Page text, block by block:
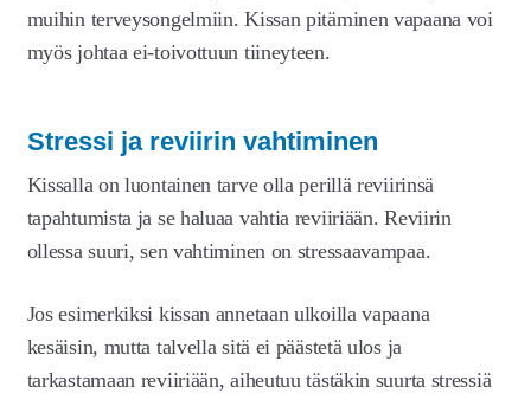
muihin terveysongelmiin. Kissan pitäminen vapaana voi
myös johtaa ei-toivottuun tiineyteen.
Stressi ja reviirin vahtiminen
Kissalla on luontainen tarve olla perillä reviirinsä
tapahtumista ja se haluaa vahtia reviiriään. Reviirin
ollessa suuri, sen vahtiminen on stressaavampaa.
Jos esimerkiksi kissan annetaan ulkoilla vapaana
kesäisin, mutta talvella sitä ei päästetä ulos ja
tarkastamaan reviiriään, aiheutuu tästäkin suurta stressiä